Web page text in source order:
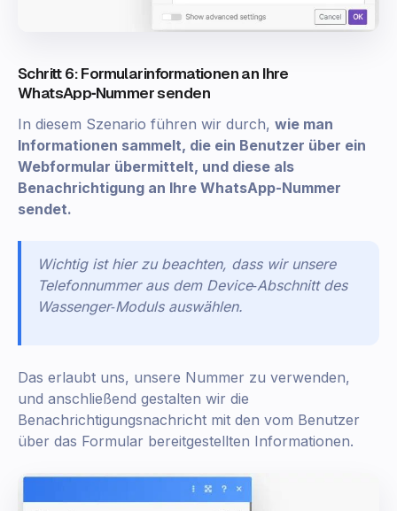
Schritt 6: Formularinformationen an Ihre
WhatsApp‑Nummer senden
In diesem Szenario führen wir durch, wie man
Informationen sammelt, die ein Benutzer über ein
Webformular übermittelt, und diese als
Benachrichtigung an Ihre WhatsApp-Nummer
sendet.
Wichtig ist hier zu beachten, dass wir unsere
Telefonnummer aus dem Device‑Abschnitt des
Wassenger‑Moduls auswählen.
Das erlaubt uns, unsere Nummer zu verwenden,
und anschließend gestalten wir die
Benachrichtigungsnachricht mit den vom Benutzer
über das Formular bereitgestellten Informationen.